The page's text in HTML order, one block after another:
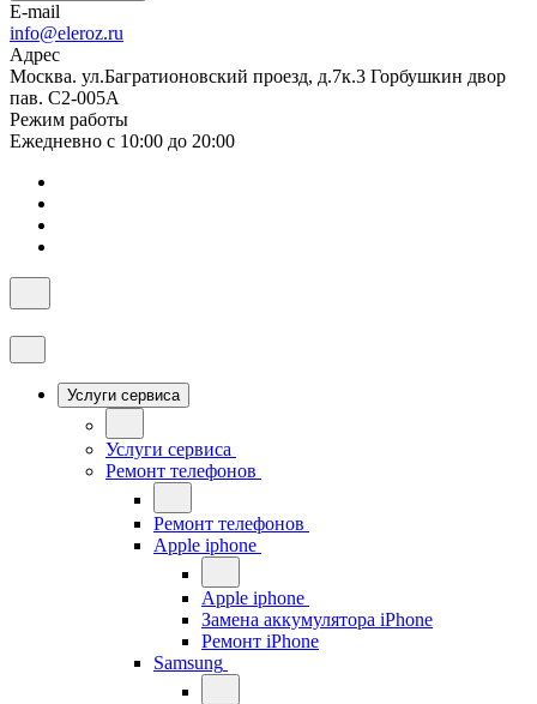
E-mail
info@eleroz.ru
Адрес
Москва. ул.Багратионовский проезд, д.7к.3 Горбушкин двор
пав. C2-005A
Режим работы
Ежедневно с 10:00 до 20:00
Услуги сервиса
Услуги сервиса
Ремонт телефонов
Ремонт телефонов
Apple iphone
Apple iphone
Замена аккумулятора iPhone
Ремонт iPhone
Samsung